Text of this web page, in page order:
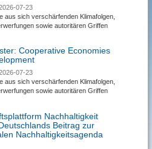
07-23
aus sich verschärfenden Klimafolgen,
sowie autoritären Griffen
Cooperative Economies
07-23
aus sich verschärfenden Klimafolgen,
sowie autoritären Griffen
Nachhaltigkeit
Beitrag zur
Nachhaltigkeitsagenda